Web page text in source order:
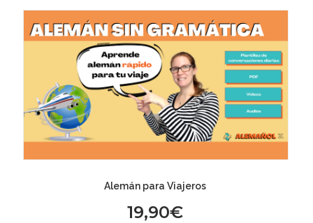
Alemán para Viajeros
19,90€